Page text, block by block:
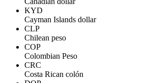
KYD
Cayman Islands dollar
CLP
Chilean peso
COP
Colombian Peso
CRC
Costa Rican colón